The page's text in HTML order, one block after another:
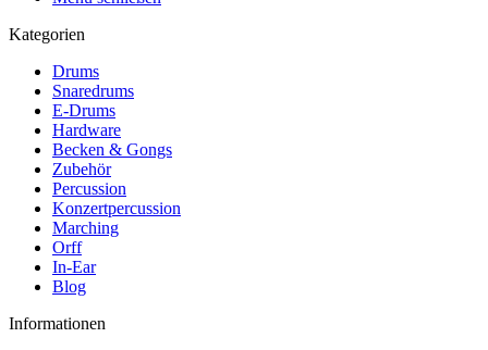
Kategorien
Drums
Snaredrums
E-Drums
Hardware
Becken & Gongs
Zubehör
Percussion
Konzertpercussion
Marching
Orff
In-Ear
Blog
Informationen